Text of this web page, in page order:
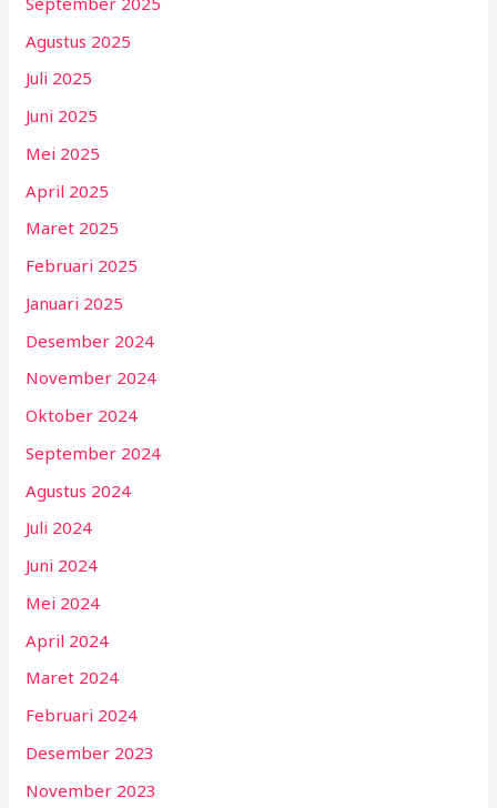
Agustus 2025
Juli 2025
Juni 2025
Mei 2025
April 2025
Maret 2025
Februari 2025
Januari 2025
Desember 2024
November 2024
Oktober 2024
September 2024
Agustus 2024
Juli 2024
Juni 2024
Mei 2024
April 2024
Maret 2024
Februari 2024
Desember 2023
November 2023